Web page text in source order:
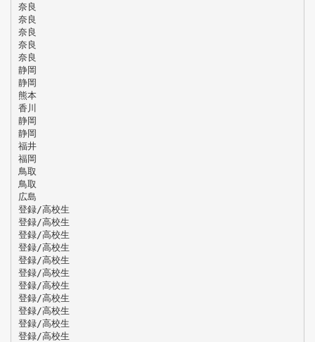
奈良
奈良
奈良
奈良
奈良
静岡
静岡
熊本
香川
静岡
静岡
福井
福岡
鳥取
鳥取
広島
登録/高校生
登録/高校生
登録/高校生
登録/高校生
登録/高校生
登録/高校生
登録/高校生
登録/高校生
登録/高校生
登録/高校生
登録/高校生